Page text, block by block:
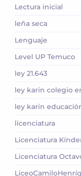
Lectura inicial
leña seca
Lenguaje
Level UP Temuco
ley 21.643
ley karin colegio
ley karin
licenciatura
Licenciatura
Licenciatura